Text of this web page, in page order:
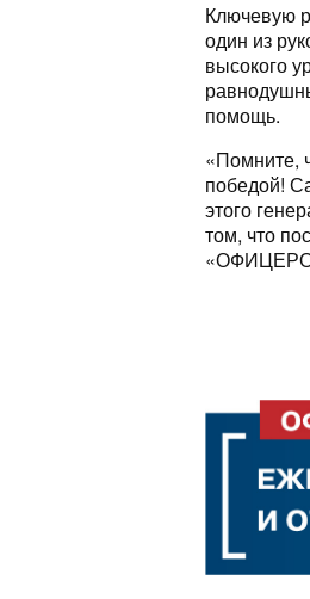
Ключевую
один из
высокого
помощь.
«Помните,
победой!
этого
том, что